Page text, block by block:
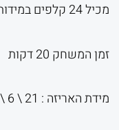
מכיל 24 קלפים במידות 11 ס"מ ו 12ס"מ
זמן המשחק 20 דקות
מידת האריזה : 21 \ 6 \ 28 ס‎"מ